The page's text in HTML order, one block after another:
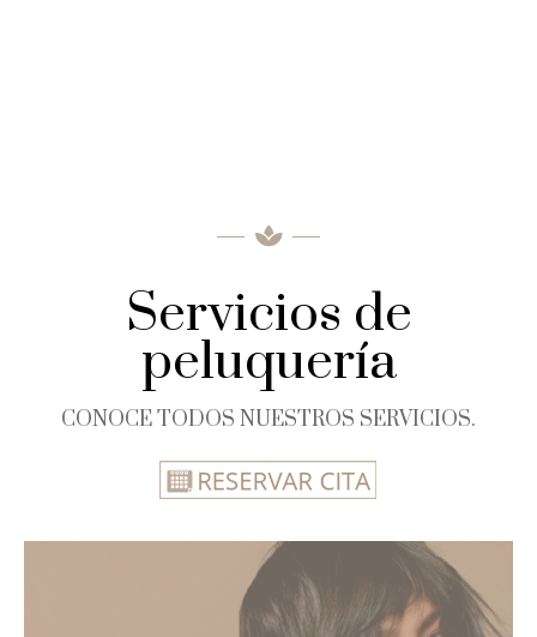
Servicios de
peluquería
CONOCE TODOS NUESTROS SERVICIOS.